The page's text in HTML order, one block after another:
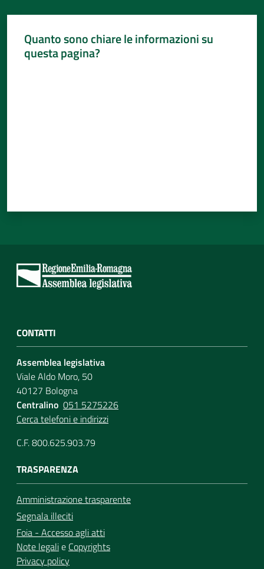
Quanto sono chiare le informazioni su
questa pagina?
CONTATTI
Assemblea legislativa
Viale Aldo Moro, 50
40127 Bologna
Centralino 051 5275226
Cerca telefoni e indirizzi
C.F. 800.625.903.79
TRASPARENZA
Amministrazione trasparente
Segnala illeciti
Foia - Accesso agli atti
Note legalie Copyrights
Privacy policy